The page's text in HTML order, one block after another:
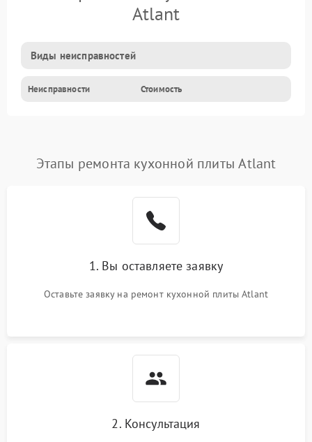
Atlant
Виды неисправностей
Неисправности Стоимость
Этапы ремонта кухонной плиты Atlant
1. Вы оставляете заявку
Оставьте заявку на ремонт кухонной плиты Atlant
2. Консультация